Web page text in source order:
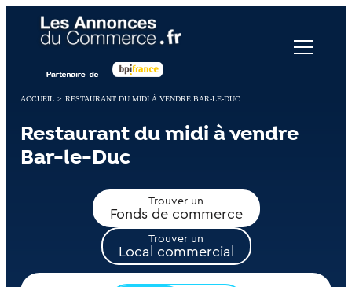
ACCUEIL > RESTAURANT DU MIDI À VENDRE BAR-LE-DUC
Restaurant du midi à vendre
Bar-le-Duc
Trouver un
Fonds de commerce
Trouver un
Local commercial
Panneau de gestion des cookies